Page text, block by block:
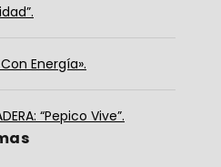
Con Energía».
“Pepico Vive”.